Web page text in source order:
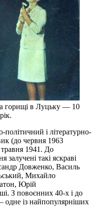
горищі в Луцьку — 10
і літературно-
(до червня 1963
1941. До
такі яскраві
Довженко, Василь
Михайло
Юрій
З повоєнних 40-х і до
одне із найпопулярніших